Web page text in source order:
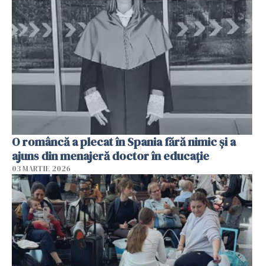
O româncă a plecat în Spania fără nimic și a
ajuns din menajeră doctor în educație
03 MARTIE 2026